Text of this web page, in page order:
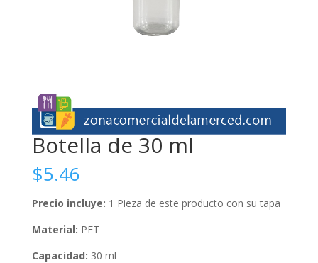
Botella de 30 ml
$5.46
Precio incluye: 1 Pieza de este producto con su tapa
Material: PET
Capacidad: 30 ml